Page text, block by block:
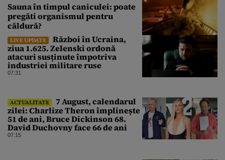
Sauna în timpul caniculei: poate
pregăti organismul pentru
căldură?
LIVE UPDATE
Război în Ucraina,
ziua 1.625. Zelenski ordonă
atacuri susținute împotriva
industriei militare ruse
07:31
ACTUALITATE
7 August, calendarul
zilei: Charlize Theron împlinește
51 de ani, Bruce Dickinson 68.
David Duchovny face 66 de ani
07:15